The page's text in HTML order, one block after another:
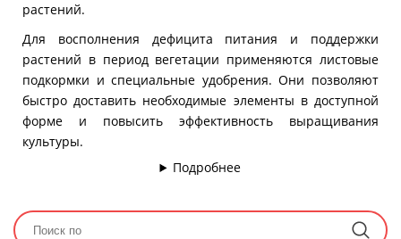
растений.
Для восполнения дефицита питания и поддержки
растений в период вегетации применяются листовые
подкормки и специальные удобрения. Они позволяют
быстро доставить необходимые элементы в доступной
форме и повысить эффективность выращивания
культуры.
Подробнее